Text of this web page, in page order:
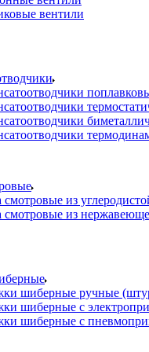
вентили
смотровые из
смотровые из
шиберные ручные
шиберные с
шиберные с